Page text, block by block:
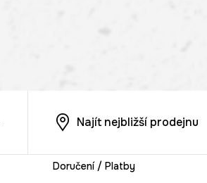
Najít nejbližší prodejnu
Doručení / Platby